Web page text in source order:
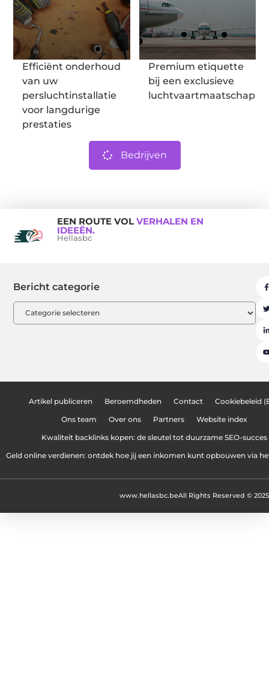
Efficiënt onderhoud
van uw
persluchtinstallatie
voor langdurige
prestaties
Premium etiquette
bij een exclusieve
luchtvaartmaatschappij
Bedrijven
EEN ROUTE VOL VERHALEN EN
IDEEËN.
Hellasbc
Bericht categorie
Artikel publiceren Beroemdheden Contact Cookiebeleid
Ons team Over ons Partners Website index
Kwaliteit backlinks kopen: de sleutel tot duurzame SEO-succes
Geld online verdienen: ontdek hoe jij een inkomen kunt opbouwen via
All Rights Reserved © 2025
www.hellasbc.be